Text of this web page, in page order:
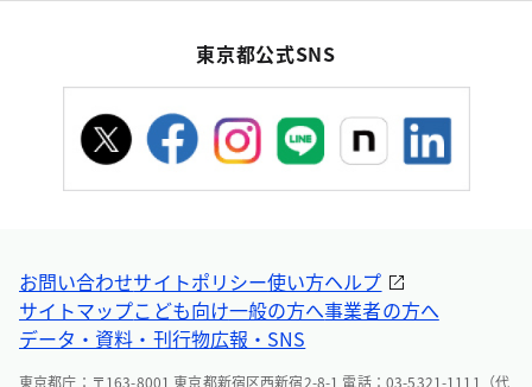
東京都公式SNS
お問い合わせサイトポリシー使い方ヘルプ
サイトマップこども向け一般の方へ事業者の方へ
データ・資料・刊行物広報・SNS
東京都庁：〒163-8001 東京都新宿区西新宿2-8-1 電話：03-5321-1111（代